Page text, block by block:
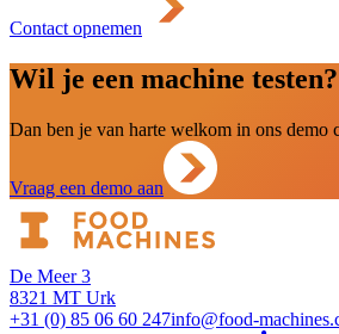
Contact opnemen
Wil je een machine testen?
Dan ben je van harte welkom in ons demo
Vraag een demo aan
De Meer 3
8321 MT Urk
+31 (0) 85 06 60 247info@food-